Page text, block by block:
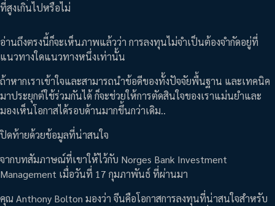
ที่สูงเกินไปหรือไม่
อ่านถึงตรงนี้ก็จะเห็นภาพแล้วว่า การลงทุนไม่จำเป็นต้องจำกัดอยู่ที่
แนวทางใดแนวทางหนึ่งเท่านั้น
ถ้าหากเราเข้าใจและสามารถนำข้อดีของทั้งปัจจัยพื้นฐาน และเทคนิค
มาประยุกต์ใช้ร่วมกันได้ ก็จะช่วยให้การตัดสินใจของเราแม่นยำและ
มองเห็นโอกาสได้รอบด้านมากขึ้นกว่าเดิม..
ปิดท้ายด้วยข้อมูลที่น่าสนใจ
จากบทสัมภาษณ์ที่เขาให้ไว้กับ Norges Bank Investment
Management เมื่อวันที่ 17 กุมภาพันธ์ ที่ผ่านมา
คุณ Anthony Bolton มองว่า จีนคือโอกาสการลงทุนที่น่าสนใจสำหรับ